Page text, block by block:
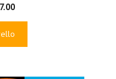
Il
prezzo